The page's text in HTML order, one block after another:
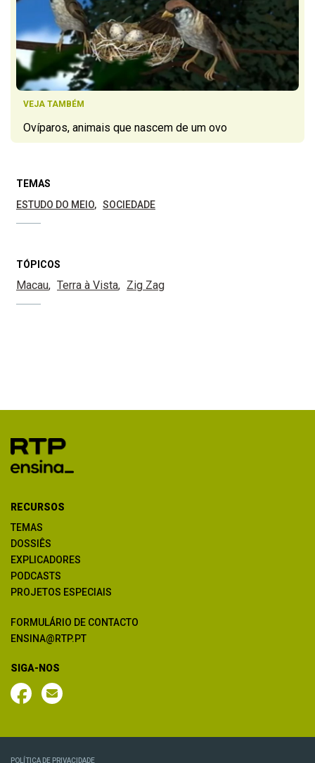
VEJA TAMBÉM
Ovíparos, animais que nascem de um ovo
TEMAS
ESTUDO DO MEIO
SOCIEDADE
TÓPICOS
Macau Terra à Vista Zig Zag
RECURSOS
TEMAS
DOSSIÊS
EXPLICADORES
PODCASTS
PROJETOS ESPECIAIS
FORMULÁRIO DE CONTACTO
ENSINA@RTP.PT
SIGA-NOS
POLÍTICA DE PRIVACIDADE